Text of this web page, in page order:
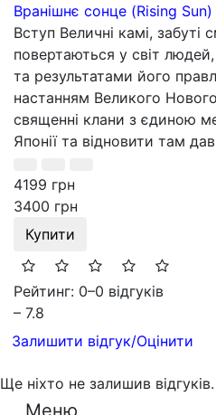
Вранішнє сонце (Rising Sun)
Вступ Величні камі, забуті
повертаються у світ
та результатами його
настанням Великого
священні клани з єдиною
Японії та відновити там
4199 грн
3400 грн
Купити
Рейтинг: 0–0 відгуків
– 7.8
Залишити відгук/Оцінити
Ще ніхто не залишив відгуків.
Меню